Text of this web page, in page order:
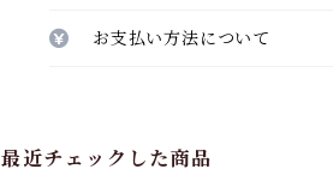
お支払い方法について
最近チェックした商品